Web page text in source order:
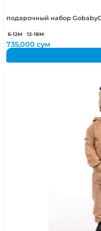
подарочный набор
6-12М 12-18М
735,000сум